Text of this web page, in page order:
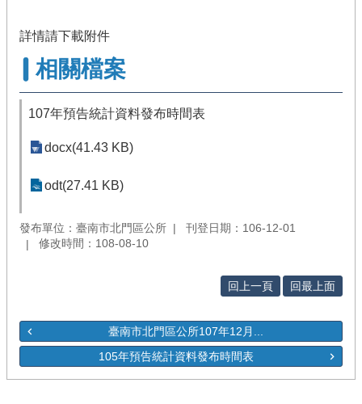
詳情請下載附件
相關檔案
107年預告統計資料發布時間表
docx(41.43 KB)
odt(27.41 KB)
發布單位：臺南市北門區公所
刊登日期：106-12-01
修改時間：108-08-10
回上一頁 回最上面
臺南市北門區公所107年12月...
105年預告統計資料發布時間表